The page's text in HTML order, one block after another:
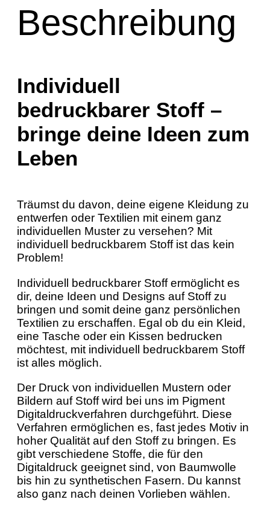
Beschreibung
Individuell
bedruckbarer Stoff –
bringe deine Ideen zum
Leben
Träumst du davon, deine eigene Kleidung zu
entwerfen oder Textilien mit einem ganz
individuellen Muster zu versehen? Mit
individuell bedruckbarem Stoff ist das kein
Problem!
Individuell bedruckbarer Stoff ermöglicht es
dir, deine Ideen und Designs auf Stoff zu
bringen und somit deine ganz persönlichen
Textilien zu erschaffen. Egal ob du ein Kleid,
eine Tasche oder ein Kissen bedrucken
möchtest, mit individuell bedruckbarem Stoff
ist alles möglich.
Der Druck von individuellen Mustern oder
Bildern auf Stoff wird bei uns im Pigment
Digitaldruckverfahren durchgeführt. Diese
Verfahren ermöglichen es, fast jedes Motiv in
hoher Qualität auf den Stoff zu bringen. Es
gibt verschiedene Stoffe, die für den
Digitaldruck geeignet sind, von Baumwolle
bis hin zu synthetischen Fasern. Du kannst
also ganz nach deinen Vorlieben wählen.